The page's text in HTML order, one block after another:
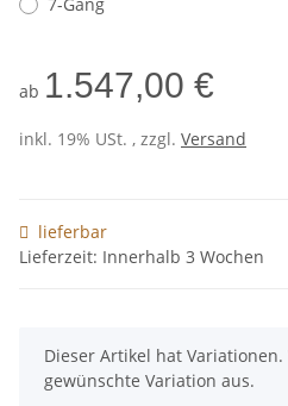
ab 1.547,00 €
inkl. 19% USt. , zzgl. Versand
lieferbar
Lieferzeit: Innerhalb 3 Wochen
x
Dieser Artikel hat
gewünschte Variation aus.